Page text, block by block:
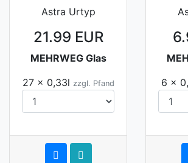
Astra Urtyp
21.99 EUR
MEHRWEG Glas
27 x 0,33l zzgl. Pfand
6 x